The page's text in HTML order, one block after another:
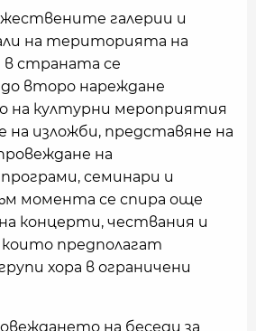
галерии и
на територията на
в страната се
второ нареждане
на културни мероприятия
на изложби, представяне на
на
семинари и
момента се спира още
концерти, чествания и
предполагат
хора в ограничени
на беседи за